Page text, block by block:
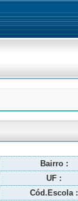
Bairro :
UF :
Cód.Escola :